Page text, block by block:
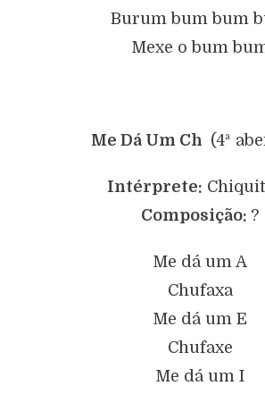
Burum bum bum
Mexe o bum
Me Dá Um Ch (4ª
Intérprete:
Composição: ?
Me dá um A
Chufaxa
Me dá um E
Chufaxe
Me dá um I